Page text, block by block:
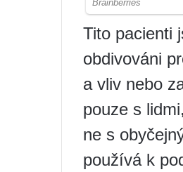
Tito pacienti
obdivováni
a vliv nebo
pouze s
ne s
používá k